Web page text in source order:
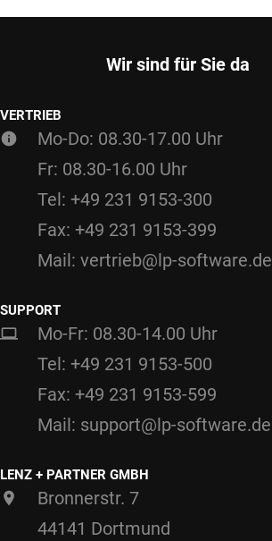
Wir sind für Sie da
VERTRIEB
Mo-Do: 08.30-17.00 Uhr
Fr: 08.30-16.00 Uhr
Tel: +49 231 9153-300
Fax: +49 231 9153-399
Mail: vertrieb@lp-software.de
SUPPORT
Mo-Fr: 08.30-14.00 Uhr
Tel: +49 231 9153-500
Fax: +49 231 9153-599
Mail: support@lp-software.de
LENZ + PARTNER GMBH
Bronnerstr. 7
44141 Dortmund